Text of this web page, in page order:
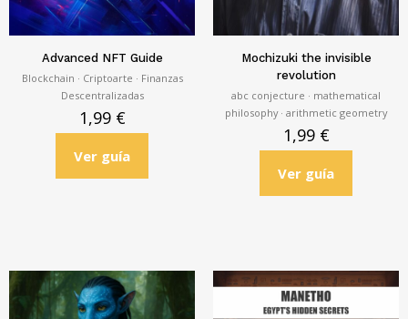
Advanced NFT Guide
Blockchain · Criptoarte · Finanzas
Descentralizadas
1,99 €
Ver guía
Mochizuki the invisible
revolution
abc conjecture · mathematical
philosophy · arithmetic geometry
1,99 €
Ver guía